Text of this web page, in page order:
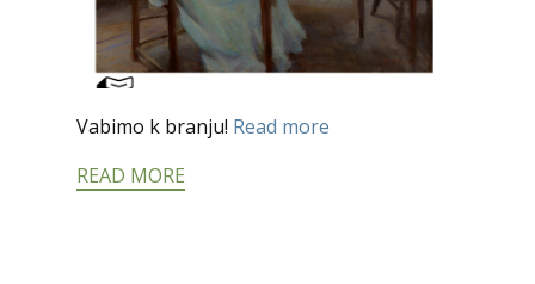
Vabimo k branju! Read more
READ MORE